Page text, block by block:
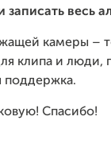
весь
камеры –
клипа и люди,
поддержка.
Спасибо!